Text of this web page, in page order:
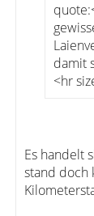
damit
<hr
Es handelt
stand doch